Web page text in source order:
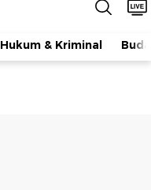
Hukum & Kriminal